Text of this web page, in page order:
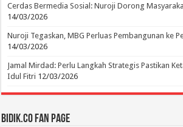
Cerdas Bermedia Sosial: Nuroji Dorong
14/03/2026
Nuroji Tegaskan, MBG Perluas Pembangunan ke
14/03/2026
Jamal Mirdad: Perlu Langkah Strategis Pastikan
Idul Fitri 12/03/2026
BIDIK.CO Fan Page